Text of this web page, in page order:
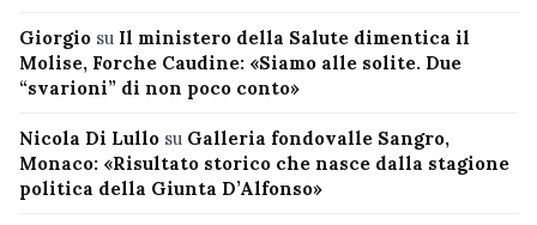
Giorgio su Il ministero della Salute dimentica il
Molise, Forche Caudine: «Siamo alle solite. Due
“svarioni” di non poco conto»
Nicola Di Lullo su Galleria fondovalle Sangro,
Monaco: «Risultato storico che nasce dalla stagione
politica della Giunta D’Alfonso»